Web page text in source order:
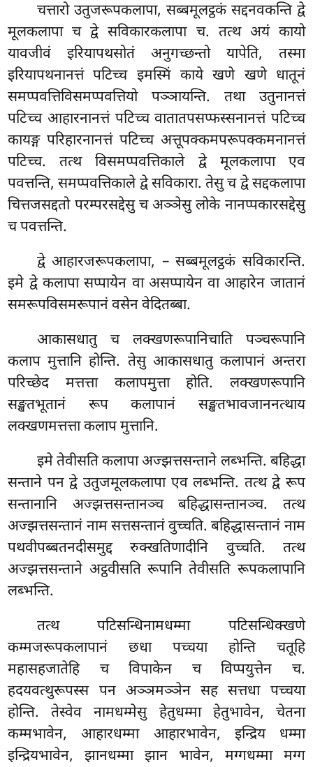
चत्तारो उतुजरूपकलापा, सब्बमूलट्ठकं सद्दनवकन्ति द्वे
मूलकलापा च द्वे सविकारकलापा च. तत्थ अयं कायो
यावजीवं इरियापथसोतं अनुगच्छन्तो यापेति, तस्मा
इरियापथनानत्तं पटिच्च इमस्मिं काये खणे खणे धातूनं
समप्पवत्तिविसमप्पवत्तियो पञ्ञायन्ति. तथा उतुनानत्तं
पटिच्च आहारनानत्तं पटिच्च वातातपसप्फस्सनानत्तं पटिच्च
कायङ्ग परिहारनानत्तं पटिच्च अत्तूपक्कमपरूपक्कमनानत्तं
पटिच्च. तत्थ विसमप्पवत्तिकाले द्वे मूलकलापा एव
पवत्तन्ति, समप्पवत्तिकाले द्वे सविकारा. तेसु च द्वे सद्दकलापा
चित्तजसद्दतो परम्परसद्देसु च अञ्ञेसु लोके नानप्पकारसद्देसु
च पवत्तन्ति.
द्वे आहारजरूपकलापा, – सब्बमूलट्ठकं सविकारन्ति.
इमे द्वे कलापा सप्पायेन वा असप्पायेन वा आहारेन जातानं
समरूपविसमरूपानं वसेन वेदितब्बा.
आकासधातु च लक्खणरूपानिचाति पञ्चरूपानि
कलाप मुत्तानि होन्ति. तेसु आकासधातु कलापानं अन्तरा
परिच्छेद मत्तत्ता कलापमुत्ता होति. लक्खणरूपानि
सङ्खतभूतानं रूप कलापानं सङ्खतभावजाननत्थाय
लक्खणमत्तत्ता कलाप मुत्तानि.
इमे तेवीसति कलापा अज्झत्तसन्ताने लब्भन्ति. बहिद्धा
सन्ताने पन द्वे उतुजमूलकलापा एव लब्भन्ति. तत्थ द्वे रूप
सन्तानानि अज्झत्तसन्तानञ्च बहिद्धासन्तानञ्च. तत्थ
अज्झत्तसन्तानं नाम सत्तसन्तानं वुच्चति. बहिद्धासन्तानं नाम
पथवीपब्बतनदीसमुद्द रुक्खतिणादीनि वुच्चति. तत्थ
अज्झत्तसन्ताने अट्ठवीसति रूपानि तेवीसति रूपकलापानि
लब्भन्ति.
तत्थपटिसन्धिनामधम्मा पटिसन्धिक्खणे
कम्मजरूपकलापानं छधा पच्चया होन्ति चतूहि
महासहजातेहि च विपाकेन च विप्पयुत्तेन च.
हदयवत्थुरूपस्स पन अञ्ञमञ्ञेन सह सत्तधा पच्चया
होन्ति. तेस्वेव नामधम्मेसु हेतुधम्मा हेतुभावेन, चेतना
कम्मभावेन, आहारधम्मा आहारभावेन, इन्द्रिय धम्मा
इन्द्रियभावेन, झानधम्मा झान भावेन, मग्गधम्मा मग्ग